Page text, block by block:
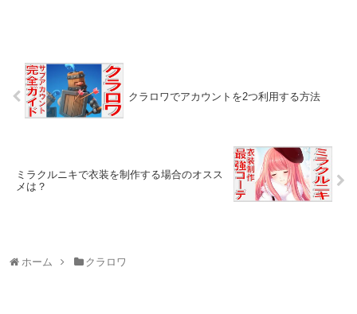
クラロワでアカウントを2つ利用する方法
ミラクルニキで衣装を制作する場合のオスス
メは？
ホーム クラロワ